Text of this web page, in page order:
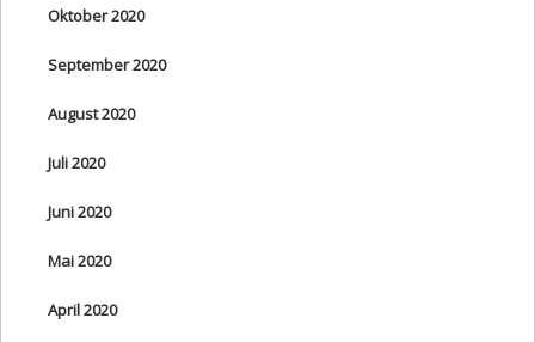
Oktober 2020
September 2020
August 2020
Juli 2020
Juni 2020
Mai 2020
April 2020